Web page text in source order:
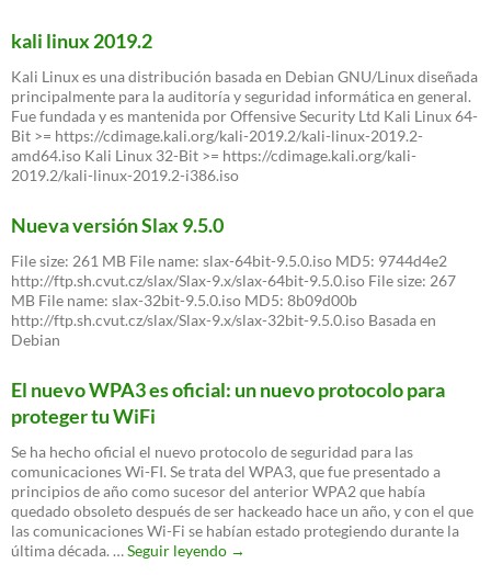
alfa
Linux
kali linux 2019.2
Kali Linux es una distribución basada en Debian GNU/Linux diseñada
principalmente para la auditoría y seguridad informática en general.
Fue fundada y es mantenida por Offensive Security Ltd Kali Linux 64-
Bit >= https://cdimage.kali.org/kali-2019.2/kali-linux-2019.2-
amd64.iso Kali Linux 32-Bit >= https://cdimage.kali.org/kali-
2019.2/kali-linux-2019.2-i386.iso
Nueva versión Slax 9.5.0
File size: 261 MB File name: slax-64bit-9.5.0.iso MD5: 9744d4e2
http://ftp.sh.cvut.cz/slax/Slax-9.x/slax-64bit-9.5.0.iso File size: 267
MB File name: slax-32bit-9.5.0.iso MD5: 8b09d00b
http://ftp.sh.cvut.cz/slax/Slax-9.x/slax-32bit-9.5.0.iso Basada en
Debian
El nuevo WPA3 es oficial: un nuevo protocolo para
proteger tu WiFi
Se ha hecho oficial el nuevo protocolo de seguridad para las
comunicaciones Wi-FI. Se trata del WPA3, que fue presentado a
principios de año como sucesor del anterior WPA2 que había
quedado obsoleto después de ser hackeado hace un año, y con el que
las comunicaciones Wi-Fi se habían estado protegiendo durante la
última década. …Seguir leyendo El
→